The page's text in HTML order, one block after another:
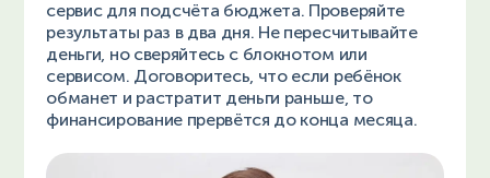
сервис для подсчёта бюджета. Проверяйте
результаты раз в два дня. Не пересчитывайте
деньги, но сверяйтесь с блокнотом или
сервисом. Договоритесь, что если ребёнок
обманет и растратит деньги раньше, то
финансирование прервётся до конца месяца.